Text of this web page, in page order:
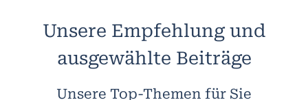
Unsere Empfehlung und
ausgewählte Beiträge
Unsere Top-Themen für Sie